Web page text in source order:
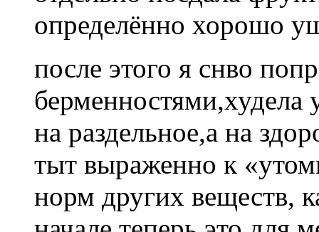
определённо хорошо
после этого я снво
берменностями,худела
на раздельное,а на
тыт выраженно к
норм других веществ,